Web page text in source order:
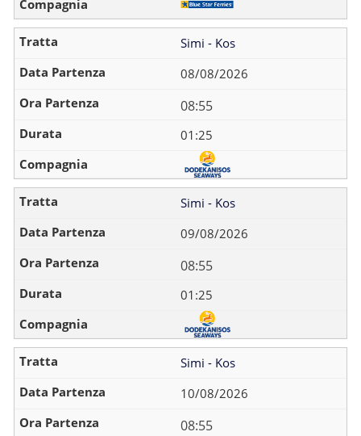
Simi - Kos
08/08/2026
08:55
01:25
Simi - Kos
09/08/2026
08:55
01:25
Simi - Kos
10/08/2026
08:55